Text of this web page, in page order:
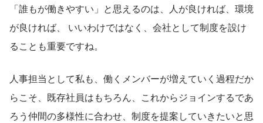
「誰もが働きやすい」と思えるのは、人が良ければ、環境
が良ければ、 いいわけではなく、会社として制度を設け
ることも重要ですね。
人事担当として私も、働くメンバーが増えていく過程だか
らこそ、既存社員はもちろん、これからジョインするであ
ろう仲間の多様性に合わせ、制度を提案していきたいと思